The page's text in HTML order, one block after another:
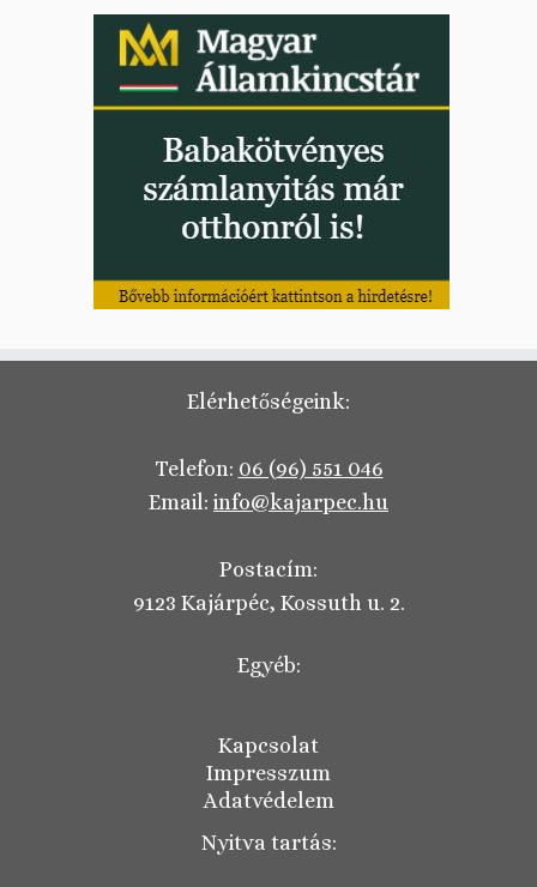
Elérhetőségeink:
Telefon: 06 (96) 551 046
Email: info@kajarpec.hu
Postacím:
9123 Kajárpéc, Kossuth u. 2.
Egyéb:
Kapcsolat
Impresszum
Adatvédelem
Nyitva tartás: